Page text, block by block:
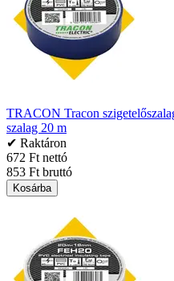
TRACON Tracon
szalag 20 m
✔ Raktáron
672 Ft nettó
853 Ft bruttó
Kosárba